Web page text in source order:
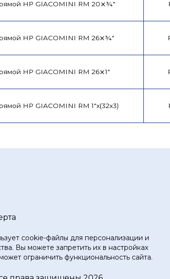
НР GIACOMINI RM 20⨯¾"
НР GIACOMINI RM 26⨯¾"
НР GIACOMINI RM 26⨯1"
НР GIACOMINI RM 1"x(32x3)
cookie-файлы для персонализации и
Вы можете запретить их в настройках
ограничить функциональность сайта.